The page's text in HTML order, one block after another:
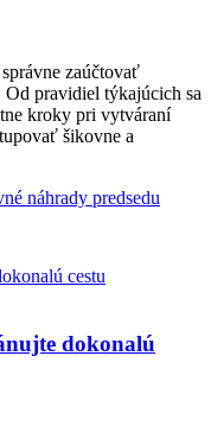
zaúčtovať
Od pravidiel týkajúcich sa
kroky pri vytváraní
šikovne a
náhrady predsedu
dokonalú